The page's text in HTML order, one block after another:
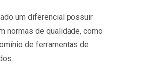
um diferencial possuir
normas de qualidade, como
de ferramentas de